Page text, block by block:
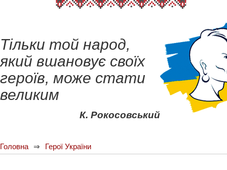
Тільки той народ,
який вшановує своїх
героїв, може стати
великим
К. Рокосовський
Головна Герої України